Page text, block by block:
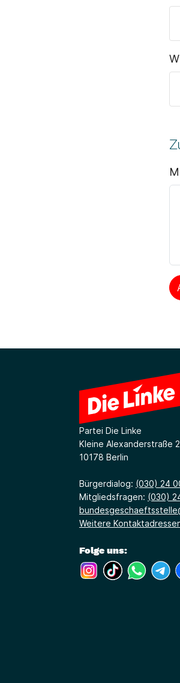
Partei Die Linke
Kleine Alexanderstraße
10178 Berlin
Bürgerdialog: (030) 24
Mitgliedsfragen: (030)
Weitere
Folge uns:
(Link öffnet ein
(Link öffnet
(Link